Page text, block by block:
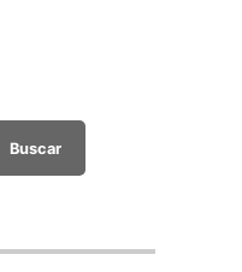
Buscar